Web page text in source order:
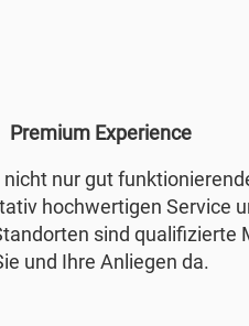
Premium Experience
nicht nur gut
hochwertigen Service
sind qualifizierte
und Ihre Anliegen da.